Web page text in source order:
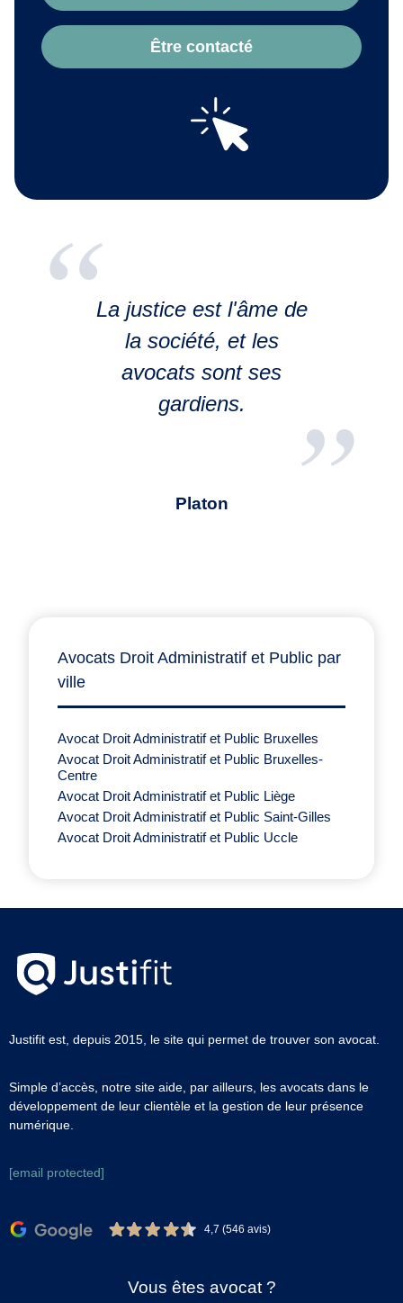
Être contacté
La justice est l'âme de
la société, et les
avocats sont ses
gardiens.
Platon
Avocats Droit Administratif et Public par
ville
Avocat Droit Administratif et Public Bruxelles
Avocat Droit Administratif et Public Bruxelles-
Centre
Avocat Droit Administratif et Public Liège
Avocat Droit Administratif et Public Saint-Gilles
Avocat Droit Administratif et Public Uccle
Justifit est, depuis 2015, le site qui permet de trouver son avocat.
Simple d’accès, notre site aide, par ailleurs, les avocats dans le
développement de leur clientèle et la gestion de leur présence
numérique.
[email protected]
4,7 (546 avis)
Vous êtes avocat ?